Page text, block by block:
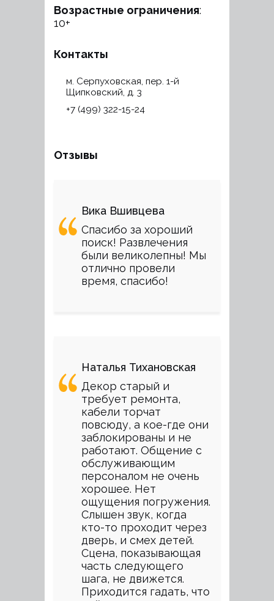
Возрастные ограничения:
10+
Контакты
м. Серпуховская, пер. 1-й
Щипковский, д. 3
+7 (499) 322-15-24
Отзывы
Вика Вшивцева
Спасибо за хороший
поиск! Развлечения
были великолепны! Мы
отлично провели
время, спасибо!
Наталья Тихановская
Декор старый и
требует ремонта,
кабели торчат
повсюду, а кое-где они
заблокированы и не
работают. Общение с
обслуживающим
персоналом не очень
хорошее. Нет
ощущения погружения.
Слышен звук, когда
кто-то проходит через
дверь, и смех детей.
Сцена, показывающая
часть следующего
шага, не движется.
Приходится гадать, что